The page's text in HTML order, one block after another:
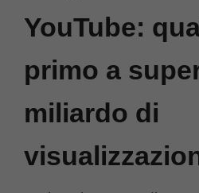
YouTube:
primo a
miliardo di